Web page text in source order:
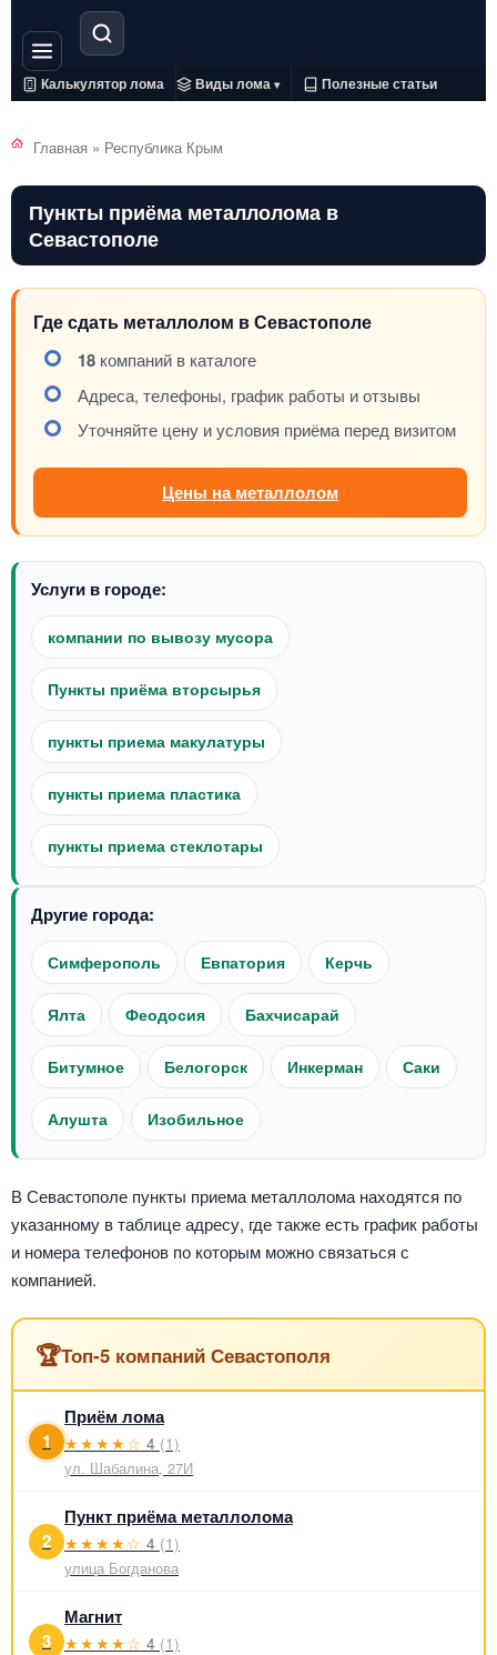
Калькулятор лома Виды лома ▾ Полезные статьи
Главная » Республика Крым
Пункты приёма металлолома в
Севастополе
Где сдать металлолом в Севастополе
18 компаний в каталоге
Адреса, телефоны, график работы и отзывы
Уточняйте цену и условия приёма перед визитом
Цены на металлолом
Услуги в городе:
компании по вывозу мусора
Пункты приёма вторсырья
пункты приема макулатуры
пункты приема пластика
пункты приема стеклотары
Другие города:
Симферополь Евпатория Керчь
Ялта Феодосия Бахчисарай
Битумное Белогорск Инкерман Саки
Алушта Изобильное
В Севастополе пункты приема металлолома находятся по
указанному в таблице адресу, где также есть график работы
и номера телефонов по которым можно связаться с
компанией.
🏆Топ-5 компаний Севастополя
1
Приём лома
★★★★☆ 4 (1)
ул. Шабалина, 27И
2
Пункт приёма металлолома
★★★★☆ 4 (1)
улица Богданова
3
Магнит
★★★★☆ 4 (1)